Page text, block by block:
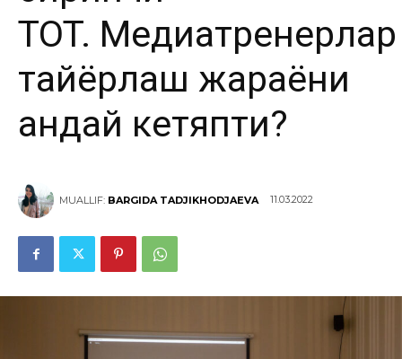
TOT. Медиатренерлар
тайёрлаш жараёни
қандай кетяпти?
MUALLIF: BARGIDA TADJIKHODJAEVA 11.03.2022